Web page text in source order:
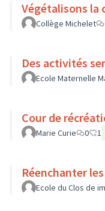
Végétalisons la
Collège Michelet
Des activités
Ecole Maternelle
Cour de
Marie Curie 0 1
Réenchanter
Ecole du Clos de